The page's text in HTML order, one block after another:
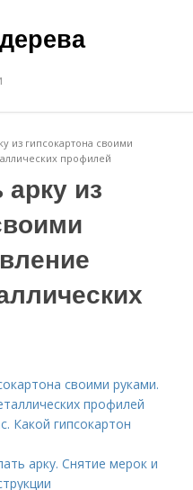
из гипсокартона своими
профилей
арку из
своими руками.
профилей
Какой гипсокартон
арку. Снятие мерок и